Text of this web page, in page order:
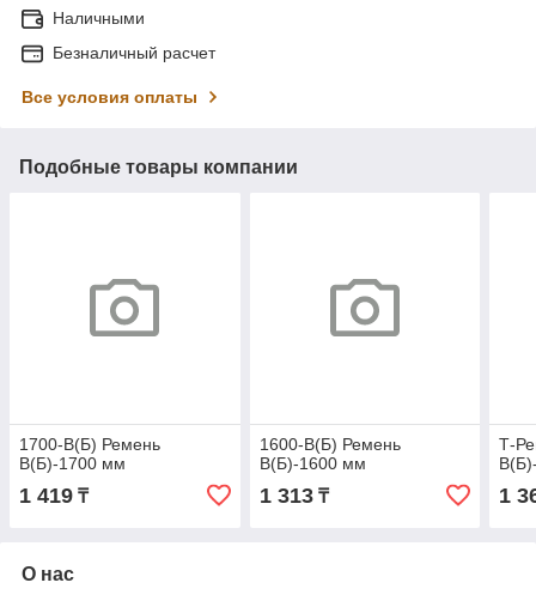
Наличными
Безналичный расчет
Все условия оплаты
Подобные товары компании
1700-B(Б) Ремень
B(Б)-1700 мм
1 419 ₸
1600-B(Б) Ремень
B(Б)-1600 мм
1 313₸
Т-
1
О нас